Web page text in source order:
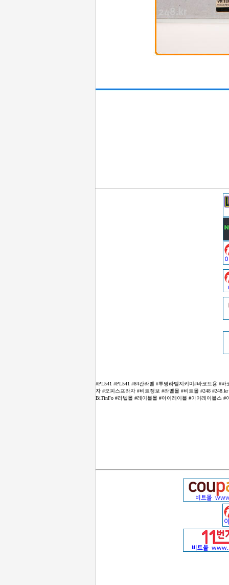
#PL541 #PL541 #84칸라벨 #투명라벨지키미#바코드용 #
자 #오피스프라자 #비트정보 #라벨몰 #비트몰 #248
BiTinFo #라벨몰 #레이블몰 #아이레이블 #아이레이블스 #